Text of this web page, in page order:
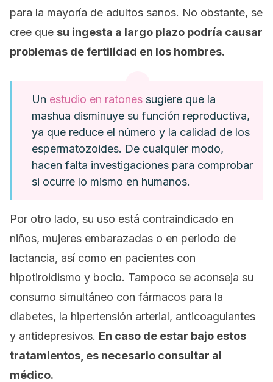
para la mayoría de adultos sanos. No obstante, se
cree que su ingesta a largo plazo podría causar
problemas de fertilidad en los hombres.
Un estudio en ratones sugiere que la
mashua disminuye su función reproductiva,
ya que reduce el número y la calidad de los
espermatozoides. De cualquier modo,
hacen falta investigaciones para comprobar
si ocurre lo mismo en humanos.
Por otro lado, su uso está contraindicado en
niños, mujeres embarazadas o en periodo de
lactancia, así como en pacientes con
hipotiroidismo y bocio. Tampoco se aconseja su
consumo simultáneo con fármacos para la
diabetes, la hipertensión arterial, anticoagulantes
y antidepresivos. En caso de estar bajo estos
tratamientos, es necesario consultar al
médico.